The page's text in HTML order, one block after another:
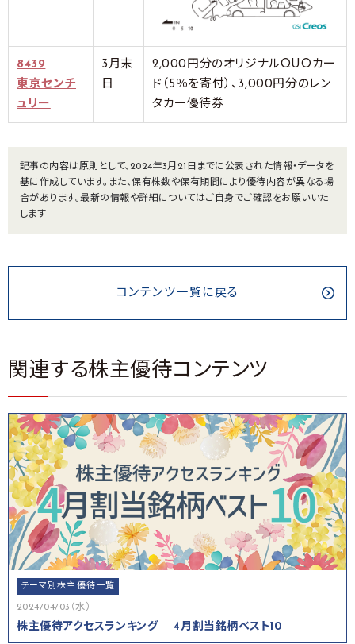
8439
東京センチ
ュリー
3月末
日
2,000円分のオリジナルQUOカー
ド（5％を寄付）、3,000円分のレン
タカー優待券
記事の内容は原則として、2024年3月21日までに公表された情報・データを
基に作成しています。また、保有株数や保有期間により優待内容が異なる場
合があります。最新の情報や詳細についてはご自身でご確認をお願いいた
します
コンテンツ一覧に戻る
関連する株主優待コンテンツ
テーマ別株主優待一覧
2024/04/03（水）
株主優待アクセスランキング 4月割当銘柄ベスト10